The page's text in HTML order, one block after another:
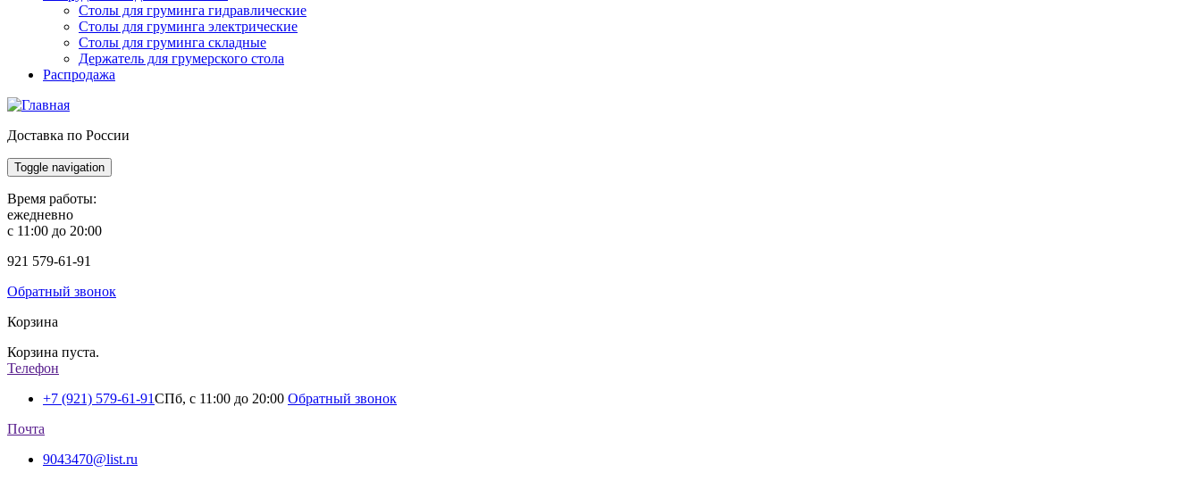
Столы для груминга гидравлические
Столы для груминга электрические
Столы для груминга складные
Держатель для грумерского стола
Распродажа
Доставка по России
Toggle navigation
Время работы:
ежедневно
с 11:00 до 20:00
921 579-61-91
Обратный звонок
Корзина
Корзина пуста.
Телефон
+7 (921) 579-61-91СПб, с 11:00 до 20:00 Обратный звонок
Почта
9043470@list.ru